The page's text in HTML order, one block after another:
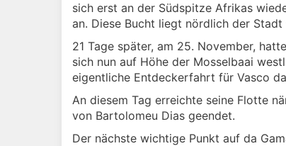
sich erst an der Südspitze Afrikas
an. Diese Bucht liegt nördlich der
21 Tage später, am 25. November,
sich nun auf Höhe der Mosselbaai
eigentliche Entdeckerfahrt für Vasco
An diesem Tag erreichte seine Flotte
von Bartolomeu Dias geendet.
Der nächste wichtige Punkt auf da